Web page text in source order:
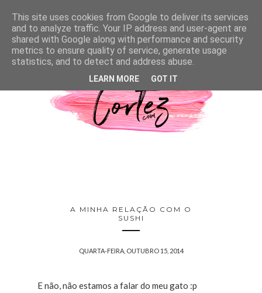
A MINHA RELAÇÃO COM O
SUSHI
QUARTA-FEIRA, OUTUBRO 15, 2014
E não, não estamos a falar do meu gato :p
This site uses cookies from Google to deliver its services
and to analyze traffic. Your IP address and user-agent are
shared with Google along with performance and security
metrics to ensure quality of service, generate usage
statistics, and to detect and address abuse.
LEARN MORE GOT IT